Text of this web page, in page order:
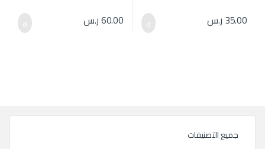
35.00 ر.س 60.00ر.س
جميع التصنيفات